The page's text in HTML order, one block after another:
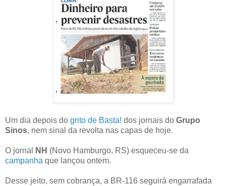
Um dia depois do grito de Basta! dos jornais do Grupo
Sinos, nem sinal da revolta nas capas de hoje.
O jornal NH (Novo Hamburgo, RS) esqueceu-se da
campanha que lançou ontem.
Desse jeito, sem cobrança, a BR-116 seguirá engarrafada